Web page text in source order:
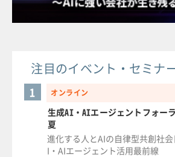
注目のイベント・セミナ
オンライン
1
生成AI・AIエージェントフォー
夏
進化する人とAIの自律型共創社
I・AIエージェント活用最前線